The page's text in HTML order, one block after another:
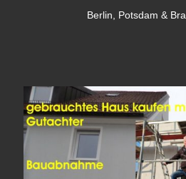
Berlin, Potsdam &